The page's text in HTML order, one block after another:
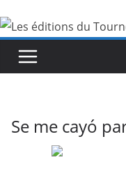
Se me cayó